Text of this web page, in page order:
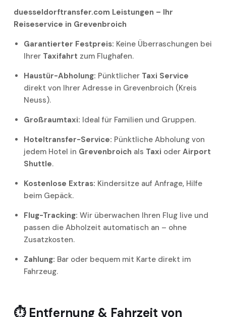
duesseldorftransfer.com Leistungen – Ihr
Reiseservice in Grevenbroich
Garantierter Festpreis: Keine Überraschungen bei
Ihrer Taxifahrt zum Flughafen.
Haustür-Abholung: Pünktlicher Taxi Service
direkt von Ihrer Adresse in Grevenbroich (Kreis
Neuss).
Großraumtaxi: Ideal für Familien und Gruppen.
Hoteltransfer-Service: Pünktliche Abholung von
jedem Hotel in Grevenbroich als Taxi oder Airport
Shuttle.
Kostenlose Extras: Kindersitze auf Anfrage, Hilfe
beim Gepäck.
Flug-Tracking: Wir überwachen Ihren Flug live und
passen die Abholzeit automatisch an – ohne
Zusatzkosten.
Zahlung: Bar oder bequem mit Karte direkt im
Fahrzeug.
⏱️ Entfernung & Fahrzeit von